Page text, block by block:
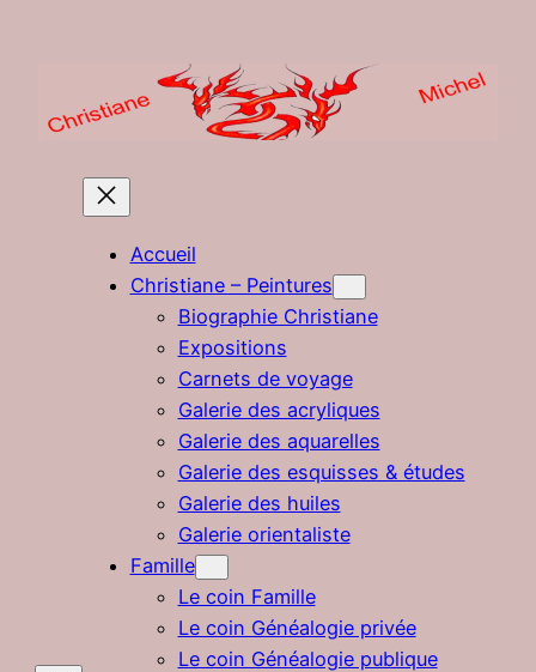
Accueil
Christiane – Peintures
Biographie Christiane
Expositions
Carnets de voyage
Galerie des acryliques
Galerie des aquarelles
Galerie des esquisses & études
Galerie des huiles
Galerie orientaliste
Famille
Le coin Famille
Le coin Généalogie privée
Le coin Généalogie publique